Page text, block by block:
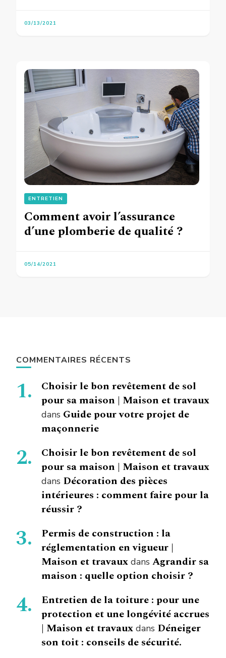
03/13/2021
ENTRETIEN
Comment avoir l’assurance
d’une plomberie de qualité ?
05/14/2021
COMMENTAIRES RÉCENTS
Choisir le bon revêtement de sol
pour sa maison | Maison et travaux
dans Guide pour votre projet de
maçonnerie
Choisir le bon revêtement de sol
pour sa maison | Maison et travaux
dans Décoration des pièces
intérieures : comment faire pour la
réussir ?
Permis de construction : la
réglementation en vigueur |
Maison et travaux dans Agrandir sa
maison : quelle option choisir ?
Entretien de la toiture : pour une
protection et une longévité accrues
| Maison et travaux dans Déneiger
son toit : conseils de sécurité.